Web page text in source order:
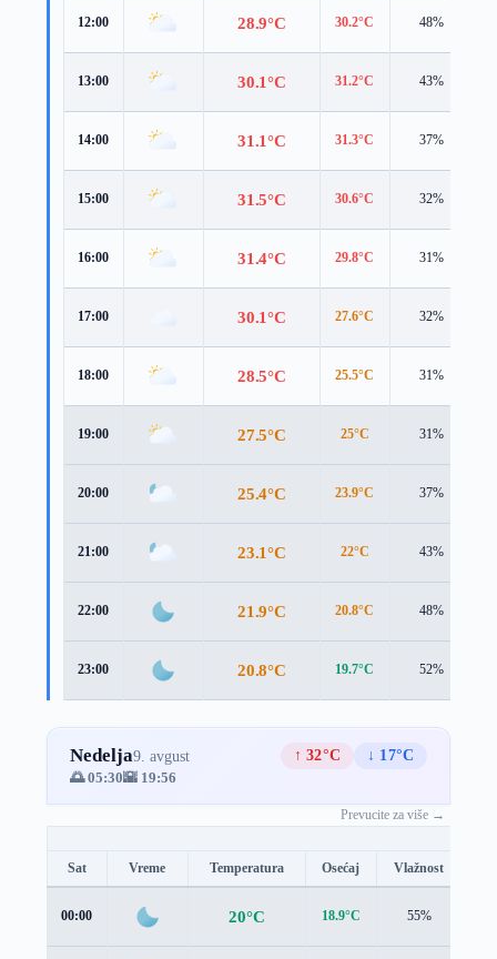
12:00 28.9°C 30.2°C 48%
13:00 30.1°C 31.2°C 43%
14:00 31.1°C 31.3°C 37%
15:00 31.5°C 30.6°C 32%
16:00 31.4°C 29.8°C 31%
17:00 30.1°C 27.6°C 32%
18:00 28.5°C 25.5°C 31%
19:00 27.5°C 25°C 31%
20:00 25.4°C 23.9°C 37%
21:00 23.1°C 22°C 43%
22:00 21.9°C 20.8°C 48%
23:00 20.8°C 19.7°C 52%
Nedelja9. avgust ↑ 32°C
↓ 17°C
🌅 05:30🌇 19:56
Prevucite za više →
Sat Vreme Temperatura Osećaj Vlažnost
00:00 20°C 18.9°C 55%